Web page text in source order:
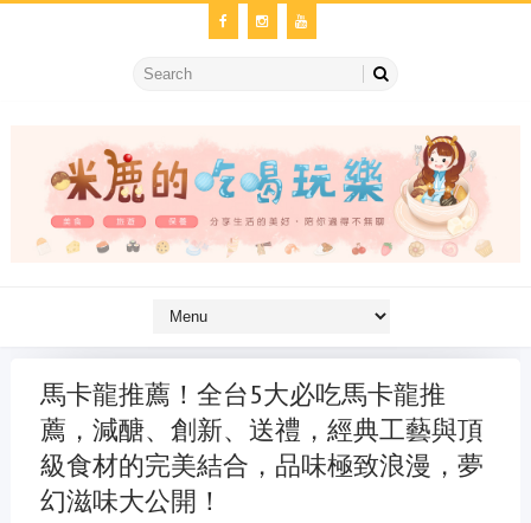
馬卡龍推薦！全台5大必吃馬卡龍推
薦，減醣、創新、送禮，經典工藝與頂
級食材的完美結合，品味極致浪漫，夢
幻滋味大公開！
冷氣維修 維修冷氣